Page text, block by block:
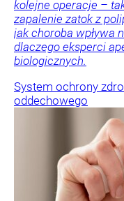
kolejne operacje –
zapalenie zatok z
jak choroba wpływa
dlaczego eksperci
biologicznych.
System ochrony
oddechowego